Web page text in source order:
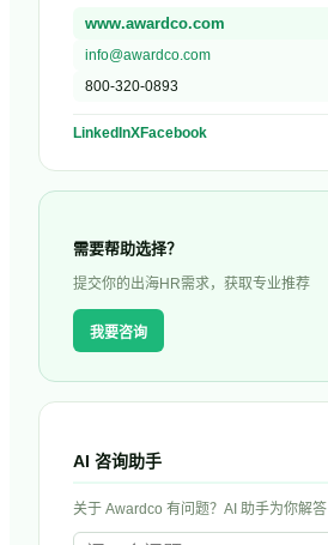
www.awardco.com
info@awardco.com
800-320-0893
LinkedInXFacebook
需要帮助选择？
提交你的出海HR需求，获取专业推荐
我要咨询
AI 咨询助手
关于 Awardco 有问题？AI 助手为你解答